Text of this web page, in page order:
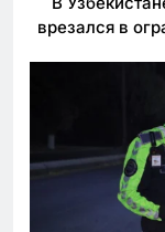
врезался в